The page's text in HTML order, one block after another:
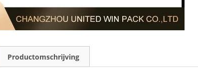
Productomschrijving